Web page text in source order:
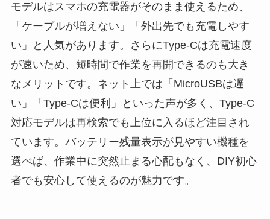
モデルはスマホの充電器がそのまま使えるため、
「ケーブルが増えない」「外出先でも充電しやす
い」と人気があります。さらにType-Cは充電速度
が速いため、短時間で作業を再開できるのも大き
なメリットです。ネット上では「MicroUSBは遅
い」「Type-Cは便利」といった声が多く、Type-C
対応モデルは再検索でも上位に入るほど注目され
ています。バッテリー残量表示が見やすい機種を
選べば、作業中に突然止まる心配もなく、DIY初心
者でも安心して使えるのが魅力です。